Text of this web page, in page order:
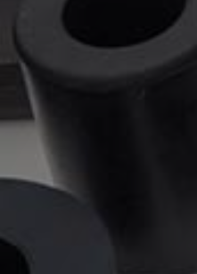
Želim da me
najkraćem roku
odgovorom te sam
lični podaci